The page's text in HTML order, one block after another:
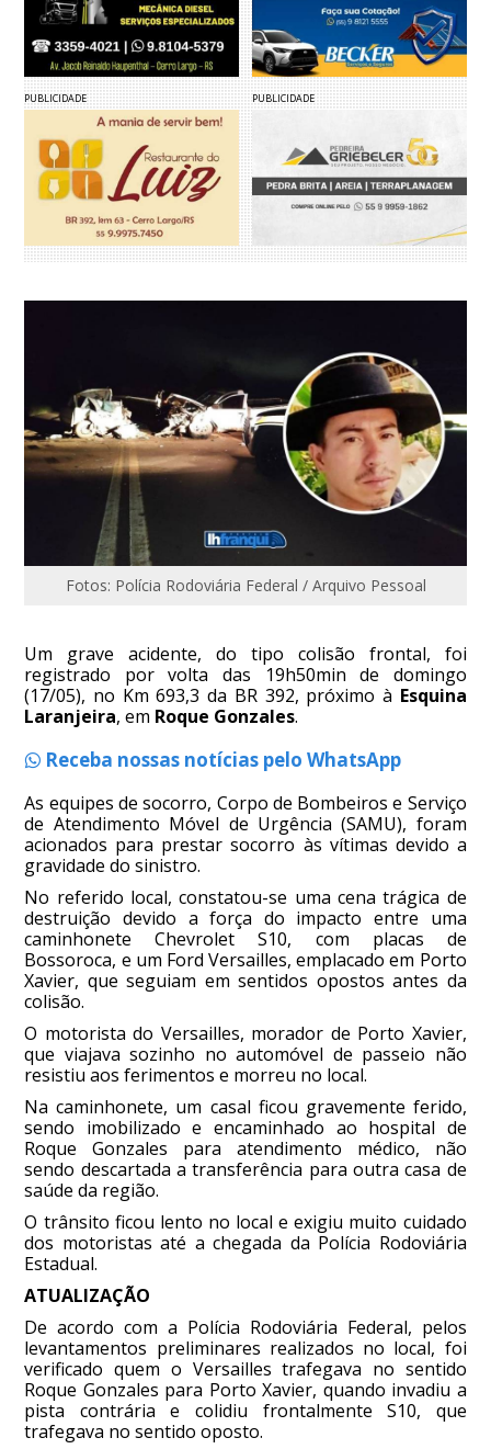
PUBLICIDADE PUBLICIDADE
Fotos: Polícia Rodoviária Federal / Arquivo Pessoal
Um grave acidente, do tipo colisão frontal, foi
registrado por volta das 19h50min de domingo
(17/05), no Km 693,3 da BR 392, próximo à Esquina
Laranjeira, em Roque Gonzales.
Receba nossas notícias pelo WhatsApp
As equipes de socorro, Corpo de Bombeiros e Serviço
de Atendimento Móvel de Urgência (SAMU), foram
acionados para prestar socorro às vítimas devido a
gravidade do sinistro.
No referido local, constatou-se uma cena trágica de
destruição devido a força do impacto entre uma
caminhonete Chevrolet S10, com placas de
Bossoroca, e um Ford Versailles, emplacado em Porto
Xavier, que seguiam em sentidos opostos antes da
colisão.
O motorista do Versailles, morador de Porto Xavier,
que viajava sozinho no automóvel de passeio não
resistiu aos ferimentos e morreu no local.
Na caminhonete, um casal ficou gravemente ferido,
sendo imobilizado e encaminhado ao hospital de
Roque Gonzales para atendimento médico, não
sendo descartada a transferência para outra casa de
saúde da região.
O trânsito ficou lento no local e exigiu muito cuidado
dos motoristas até a chegada da Polícia Rodoviária
Estadual.
ATUALIZAÇÃO
De acordo com a Polícia Rodoviária Federal, pelos
levantamentos preliminares realizados no local, foi
verificado quem o Versailles trafegava no sentido
Roque Gonzales para Porto Xavier, quando invadiu a
pista contrária e colidiu frontalmente S10, que
trafegava no sentido oposto.